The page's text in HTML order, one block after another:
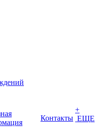
Контакты
+
ЕЩЕ